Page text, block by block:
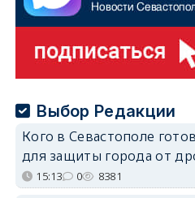
Выбор Редакции
Кого в Севастополе
для защиты города от
15:13 0 8381